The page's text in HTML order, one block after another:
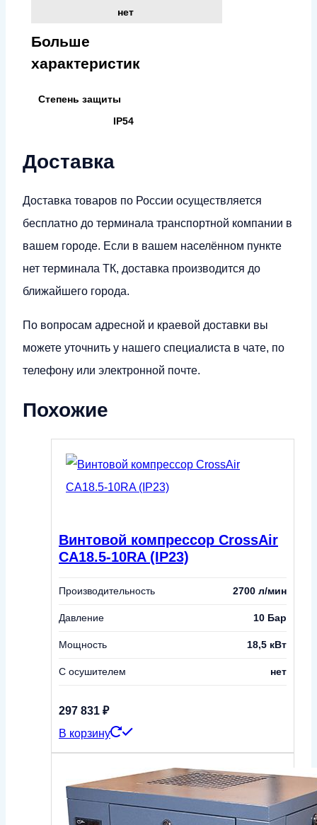
нет
Больше
характеристик
Степень защиты
IP54
Доставка
Доставка товаров по России осуществляется
бесплатно до терминала транспортной компании в
вашем городе. Если в вашем населённом пункте
нет терминала ТК, доставка производится до
ближайшего города.
По вопросам адресной и краевой доставки вы
можете уточнить у нашего специалиста в чате, по
телефону или электронной почте.
Похожие
Винтовой компрессор CrossAir
CA18.5-10RA (IP23)
Производительность 2700 л/мин
Давление 10 Бар
Мощность 18,5 кВт
С осушителем нет
297 831 ₽
В корзину